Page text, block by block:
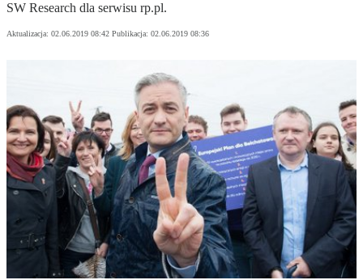
SW Research dla serwisu rp.pl.
Aktualizacja: 02.06.2019 08:42 Publikacja: 02.06.2019 08:36